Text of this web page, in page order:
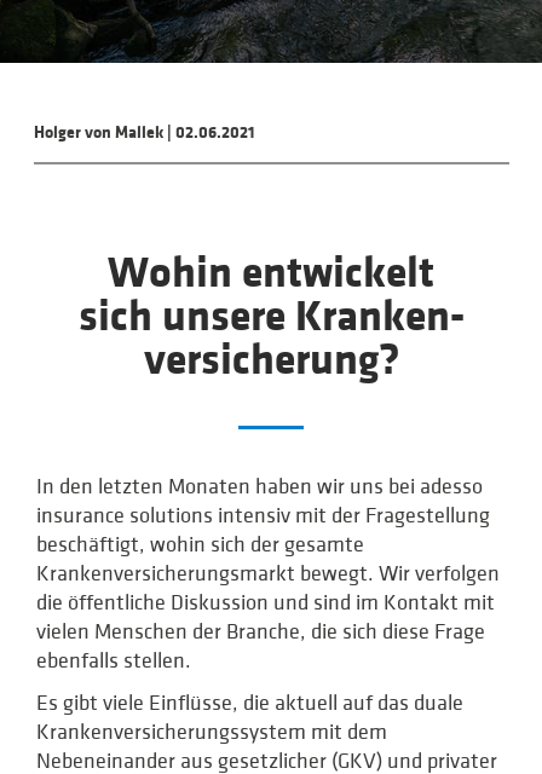
Holger von Mallek| 02.06.2021
Wohin entwickelt
sich unsere Kranken­
ver­sicherung?
In den letzten Monaten haben wir uns bei adesso
insurance solutions intensiv mit der Fragestellung
beschäftigt, wohin sich der gesamte
Krankenversicherungsmarkt bewegt. Wir verfolgen
die öffentliche Diskussion und sind im Kontakt mit
vielen Menschen der Branche, die sich diese Frage
ebenfalls stellen.
Es gibt viele Einflüsse, die aktuell auf das duale
Krankenversicherungs­system mit dem
Nebeneinander aus gesetzlicher (GKV) und privater